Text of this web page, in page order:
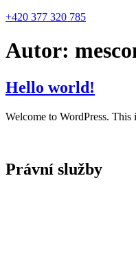
+420 377 320 785
Autor:
Hello world!
Welcome to WordPress.
Právní služby